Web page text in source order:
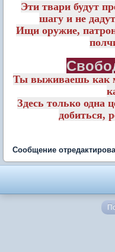
Эти твари будут
шагу и не
Ищи оружие,
Ты выживаешь как
Здесь только
добиться,
Сообщение